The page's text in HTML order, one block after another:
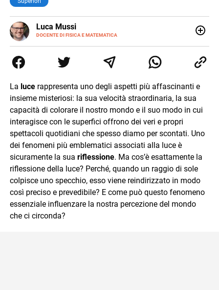
Luca Mussi
DOCENTE DI FISICA E MATEMATICA
LINKEDIN
ALTRI
SITI
supporto allo studio con sedi a Milano e in Brianza.
Appassionato di cucina, viaggi, e sport come rugby,
imparare.
La luce rappresenta uno degli aspetti più affascinanti e
insieme misteriosi: la sua velocità straordinaria, la sua
capacità di colorare il nostro mondo e il suo modo in cui
interagisce con le superfici offrono dei veri e propri
spettacoli quotidiani che spesso diamo per scontati. Uno
dei fenomeni più emblematici associati alla luce è
sicuramente la sua riflessione. Ma cos’è esattamente la
riflessione della luce? Perché, quando un raggio di sole
colpisce uno specchio, esso viene reindirizzato in modo
così preciso e prevedibile? E come può questo fenomeno
essenziale influenzare la nostra percezione del mondo
che ci circonda?